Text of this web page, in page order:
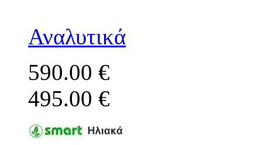
Αναλυτικά
590.00 €
495.00 €